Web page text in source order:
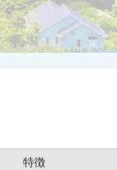
特徴